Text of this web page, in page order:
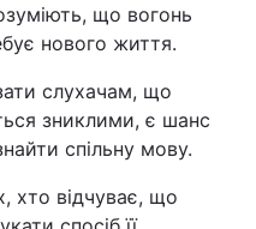
Політика
Наука
що вогонь
нового життя.
слухачам, що
зниклими, є шанс
спільну мову.
хто відчуває, що